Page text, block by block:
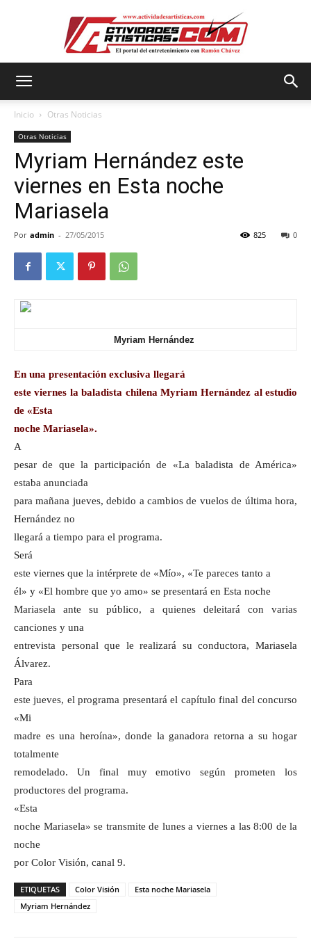
Inicio Otras Noticias
Otras Noticias
Myriam Hernández este
viernes en Esta noche
Mariasela
Por admin - 27/05/2015 0
825
Myriam Hernández
En una presentación exclusiva llegará
este viernes la baladista chilena Myriam Hernández al estudio
de «Esta
noche Mariasela».
A
pesar de que la participación de «La baladista de América»
estaba anunciada
para mañana jueves, debido a cambios de vuelos de última hora,
Hernández no
llegará a tiempo para el programa.
Será
este viernes que la intérprete de «Mío», «Te pareces tanto a
él» y «El hombre que yo amo» se presentará en Esta noche
Mariasela ante su público, a quienes deleitará con varias
canciones y una
entrevista personal que le realizará su conductora, Mariasela
Álvarez.
Para
este jueves, el programa presentará el capítulo final del concurso
«Mi
madre es una heroína», donde la ganadora retorna a su hogar
totalmente
remodelado. Un final muy emotivo según prometen los
productores del programa.
«Esta
noche Mariasela» se transmite de lunes a viernes a las 8:00 de la
noche
por Color Visión, canal 9.
ETIQUETAS Color Visión
Esta noche Mariasela
Myriam Hernández